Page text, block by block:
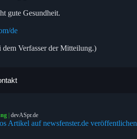
gute Gesundheit.
de
Verfasser der Mitteilung.)
| devASpr.de
Artikel auf newsfenster.de veröffentlichen